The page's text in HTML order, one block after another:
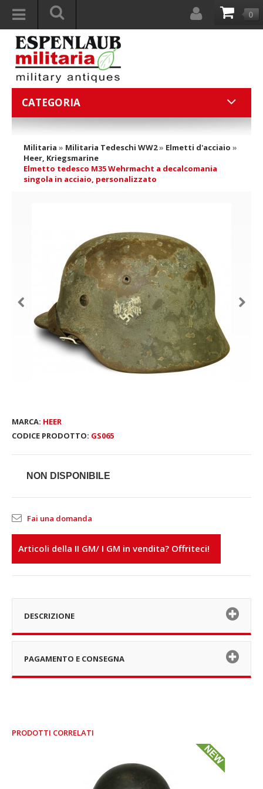
0
CATEGORIA
Militaria » Militaria Tedeschi WW2» Elmetti d'acciaio »
Heer, Kriegsmarine
Elmetto tedesco M35 Wehrmacht a decalcomania
singola in acciaio, personalizzato
MARCA: HEER
CODICE PRODOTTO: GS065
NON DISPONIBILE
Fai una domanda
Articoli della II GM/ I GM in vendita? Offriteci!
DESCRIZIONE
PAGAMENTO E CONSEGNA
PRODOTTI CORRELATI